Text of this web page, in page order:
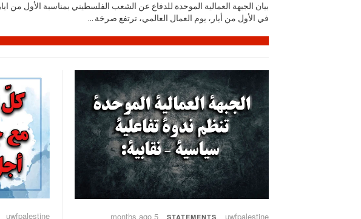
بيان الجبهة العمالية الموحدة للدفاع عن الشعب الفلسطيني بمناسبة الأول من ايار
في الأول من أيار، يوم العمال العالمي، ترتفع صرخة ...
uwfpalestine
STATEMENTS
5 months ago
uwfpalestine